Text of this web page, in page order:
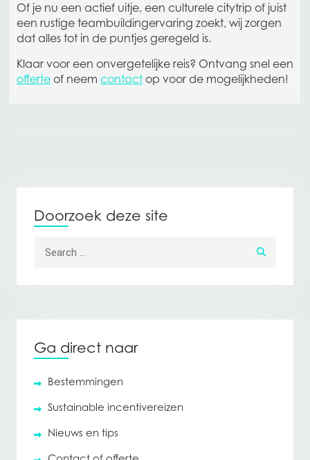
Of je nu een actief uitje, een culturele citytrip of juist
een rustige teambuildingervaring zoekt, wij zorgen
dat alles tot in de puntjes geregeld is.
Klaar voor een onvergetelijke reis? Ontvang snel een
offerteof neem contactop voor de mogelijkheden!
Doorzoek deze site
Ga direct naar
Bestemmingen
Sustainable incentivereizen
Nieuws en tips